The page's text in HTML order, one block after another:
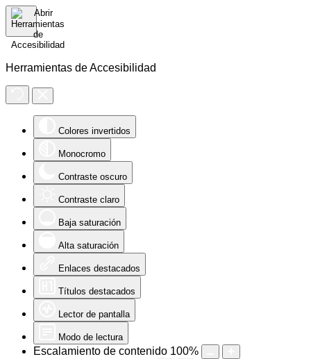
Herramientas de Accesibilidad
Colores invertidos
Monocromo
Contraste oscuro
Contraste claro
Baja saturación
Alta saturación
Enlaces destacados
Títulos destacados
Lector de pantalla
Modo de lectura
Escalamiento de contenido 100%